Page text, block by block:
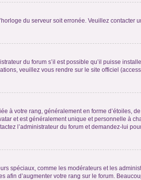
du serveur soit erronée. Veuillez contacter
du forum s’il est possible qu’il puisse
veuillez vous rendre sur le site officiel
à votre rang, généralement en forme d’étoiles,
et est généralement unique et personnelle à
l’administrateur du forum et demandez-lui
spéciaux, comme les modérateurs et les
d’augmenter votre rang sur le forum.